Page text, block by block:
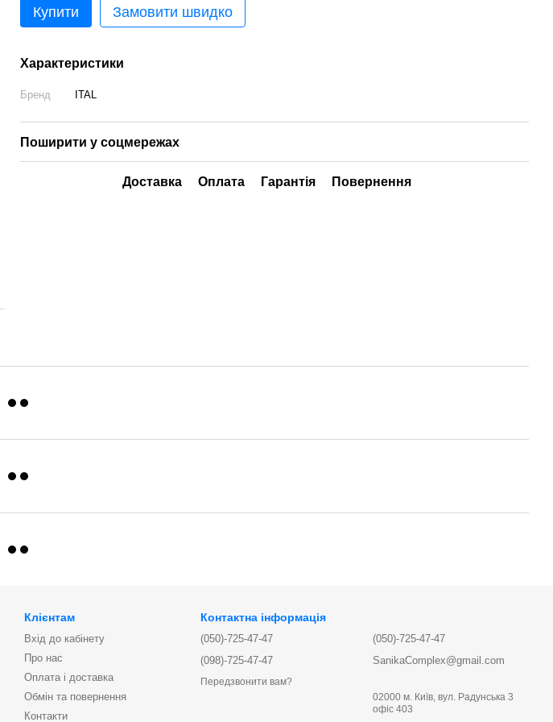
Купити Замовити швидко
Характеристики
Бренд ITAL
Поширити у соцмережах
Доставка Оплата Гарантія Повернення
Клієнтам
Вхід до кабінету
Про нас
Оплата і доставка
Обмін та повернення
Контакти
Контактна інформація
(050)-725-47-47
(098)-725-47-47
Передзвонити вам?
(050)-725-47-47
SanikaComplex@gmail.com
02000 м. Київ, вул. Радунська 3
офіс 403